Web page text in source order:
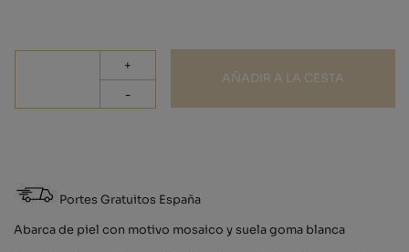
+
-
AÑADIR A LA CESTA
Portes Gratuitos España
Abarca de piel con motivo mosaico y suela goma blanca